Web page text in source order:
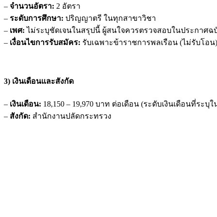
– จำนวนอัตรา: 2 อัตรา
– ระดับการศึกษา: ปริญญาตรี ในทุกสาขาวิชา
– เพศ: ไม่ระบุชัดเจนในสรุปนี้ ผู้สนใจควรตรวจสอบในประกาศฉ
– เงื่อนไขการรับสมัคร: รับเฉพาะข้าราชการพลเรือน (ไม่รับโอน)
3) เงินเดือนและสังกัด
– เงินเดือน: 18,150 – 19,970 บาท ต่อเดือน (ระดับเงินเดือนที่ระบุ
– สังกัด: สำนักงานปลัดกระทรวง